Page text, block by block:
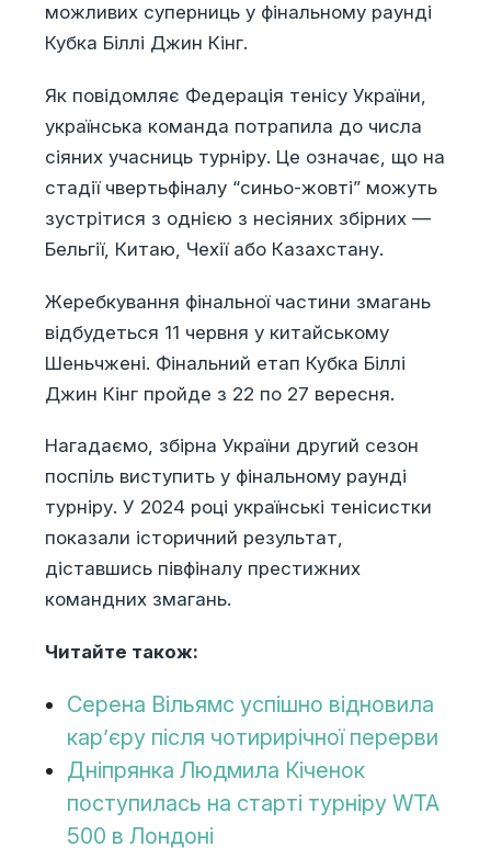
можливих суперниць у фінальному раунді
Кубка Біллі Джин Кінг.
Як повідомляє Федерація тенісу України,
українська команда потрапила до числа
сіяних учасниць турніру. Це означає, що на
стадії чвертьфіналу “синьо-жовті” можуть
зустрітися з однією з несіяних збірних —
Бельгії, Китаю, Чехії або Казахстану.
Жеребкування фінальної частини змагань
відбудеться 11 червня у китайському
Шеньчжені. Фінальний етап Кубка Біллі
Джин Кінг пройде з 22 по 27 вересня.
Нагадаємо, збірна України другий сезон
поспіль виступить у фінальному раунді
турніру. У 2024 році українські тенісистки
показали історичний результат,
діставшись півфіналу престижних
командних змагань.
Читайте також:
Серена Вільямс успішно відновила
кар’єру після чотирирічної перерви
Дніпрянка Людмила Кіченок
поступилась на старті турніру WTA
500 в Лондоні